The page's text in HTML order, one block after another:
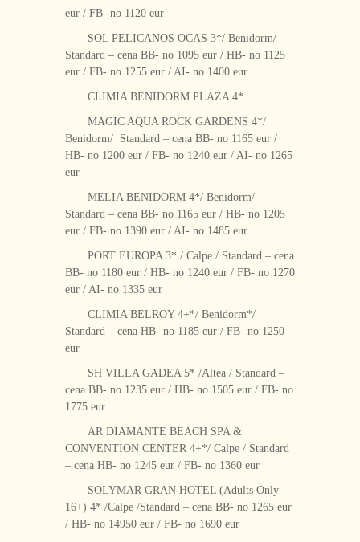
eur / FB- no 1120 eur
SOL PELICANOS OCAS 3*/ Benidorm/
Standard – cena BB- no 1095 eur / HB- no 1125
eur / FB- no 1255 eur / AI- no 1400 eur
CLIMIA BENIDORM PLAZA 4*
MAGIC AQUA ROCK GARDENS 4*/
Benidorm/ Standard – cena BB- no 1165 eur /
HB- no 1200 eur / FB- no 1240 eur / AI- no 1265
eur
MELIA BENIDORM 4*/ Benidorm/
Standard – cena BB- no 1165 eur / HB- no 1205
eur / FB- no 1390 eur / AI- no 1485 eur
PORT EUROPA 3* / Calpe / Standard – cena
BB- no 1180 eur / HB- no 1240 eur / FB- no 1270
eur / AI- no 1335 eur
CLIMIA BELROY 4+*/ Benidorm*/
Standard – cena HB- no 1185 eur / FB- no 1250
eur
SH VILLA GADEA 5* /Altea / Standard –
cena BB- no 1235 eur / HB- no 1505 eur / FB- no
1775 eur
AR DIAMANTE BEACH SPA &
CONVENTION CENTER 4+*/ Calpe / Standard
– cena HB- no 1245 eur / FB- no 1360 eur
SOLYMAR GRAN HOTEL (Adults Only
16+) 4* /Calpe /Standard – cena BB- no 1265 eur
/ HB- no 14950 eur / FB- no 1690 eur